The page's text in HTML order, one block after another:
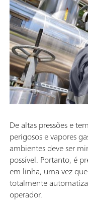
De altas pressões e
perigosos e vapores
ambientes deve ser
possível. Portanto, é
em linha, uma vez
totalmente
operador.